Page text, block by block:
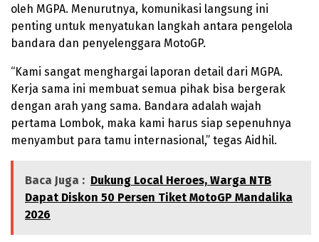
oleh MGPA. Menurutnya, komunikasi langsung ini
penting untuk menyatukan langkah antara pengelola
bandara dan penyelenggara MotoGP.
“Kami sangat menghargai laporan detail dari MGPA.
Kerja sama ini membuat semua pihak bisa bergerak
dengan arah yang sama. Bandara adalah wajah
pertama Lombok, maka kami harus siap sepenuhnya
menyambut para tamu internasional,” tegas Aidhil.
Baca Juga : Dukung Local Heroes, Warga NTB
Dapat Diskon 50 Persen Tiket MotoGP Mandalika
2026